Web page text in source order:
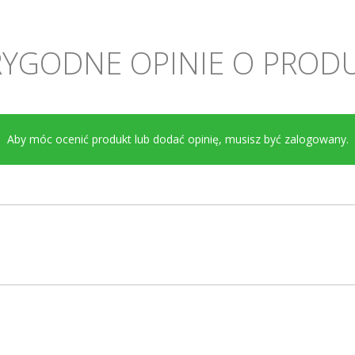
OPINIE O
Aby móc ocenić produkt lub dodać opinię, musisz być zalogowany.